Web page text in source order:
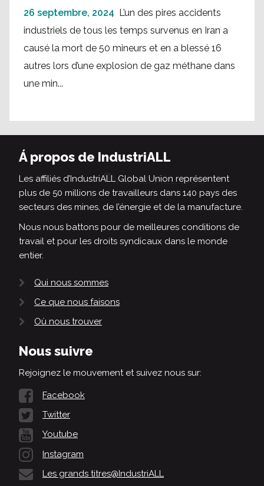
26 septembre, 2024 L’un des pires accidents
industriels de tous les temps survenus en Iran a
causé la mort de 50 mineurs et en a blessé 16
autres lors d’une explosion de gaz méthane dans
une min...
Á propos de IndustriALL
Les affiliés d’IndustriALL Global Union représentent
plus de 50 millions de travailleurs dans 140 pays des
secteurs des mines, de l’énergie et de la manufacture.
Nous nous battons pour de meilleures conditions de
travail et pour les droits syndicaux dans le monde
entier.
Qui nous sommes
Ce que nous faisons
Où nous trouver
Nous suivre
Rejoignez le mouvement et suivez nous sur:
Facebook
Twitter
Youtube
Instagram
Les grands titres@IndustriALL